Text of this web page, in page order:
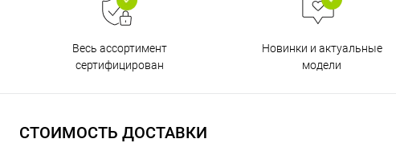
Весь ассортимент
сертифицирован
Новинки и актуальные
модели
СТОИМОСТЬ ДОСТАВКИ